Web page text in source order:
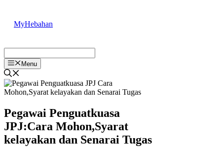
content
MyHebahan
Menu
Pegawai Penguatkuasa
JPJ:Cara Mohon,Syarat
kelayakan dan Senarai Tugas